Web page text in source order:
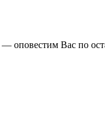
— оповестим Вас по